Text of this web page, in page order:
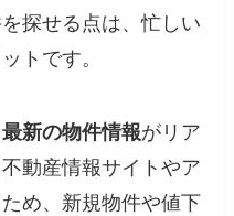
探せる点は、忙しい
トです。
最新の物件情報がリア
動産情報サイトやア
め、新規物件や値下